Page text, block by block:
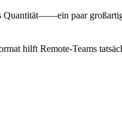
Quantität——ein paar
hilft Remote-Teams